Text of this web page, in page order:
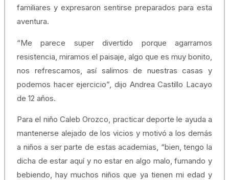
familiares y expresaron sentirse preparados para esta
aventura.
“Me parece super divertido porque agarramos
resistencia, miramos el paisaje, algo que es muy bonito,
nos refrescamos, así salimos de nuestras casas y
podemos hacer ejercicio”, dijo Andrea Castillo Lacayo
de 12 años.
Para el niño Caleb Orozco, practicar deporte le ayuda a
mantenerse alejado de los vicios y motivó a los demás
a niños a ser parte de estas academias, “bien, tengo la
dicha de estar aquí y no estar en algo malo, fumando y
bebiendo, hay muchos niños que ya tienen mi edad y